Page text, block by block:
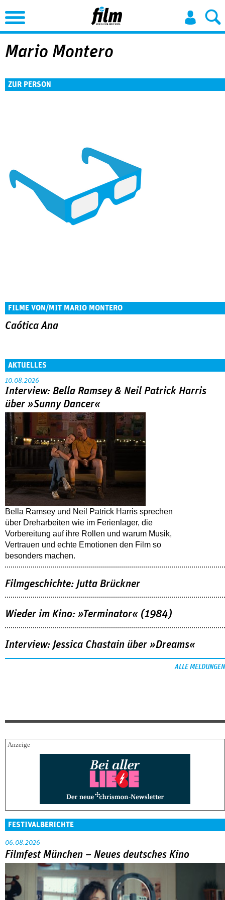
Jump to Navigation
Mario Montero
ZUR PERSON
FILME VON/MIT MARIO MONTERO
Caótica Ana
AKTUELLES
10.08.2026
Interview: Bella Ramsey & Neil Patrick Harris
über »Sunny Dancer«
Bella Ramsey und Neil Patrick Harris sprechen
über Dreharbeiten wie im Ferienlager, die
Vorbereitung auf ihre Rollen und warum Musik,
Vertrauen und echte Emotionen den Film so
besonders machen.
Filmgeschichte: Jutta Brückner
Wieder im Kino: »Terminator« (1984)
Interview: Jessica Chastain über »Dreams«
ALLE MELDUNGEN
FESTIVALBERICHTE
06.08.2026
Filmfest München – Neues deutsches Kino